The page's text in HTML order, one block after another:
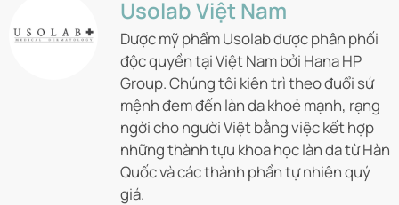
Usolab Việt Nam
Dược mỹ phẩm Usolab được phân phối
độc quyền tại Việt Nam bởi Hana HP
Group. Chúng tôi kiên trì theo đuổi sứ
mệnh đem đến làn da khoẻ mạnh, rạng
ngời cho người Việt bằng việc kết hợp
những thành tựu khoa học làn da từ Hàn
Quốc và các thành phần tự nhiên quý
giá.